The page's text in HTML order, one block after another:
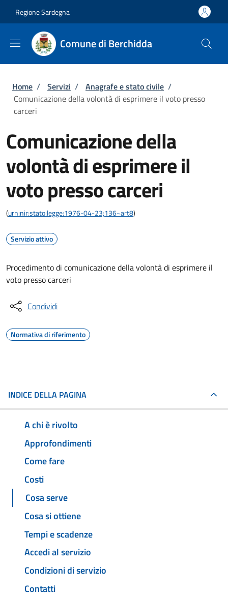
Regione Sardegna
Comune di Berchidda
Briciole di pane
Home / Servizi / Anagrafe e stato civile /
Comunicazione della volontà di esprimere il voto presso
carceri
Comunicazione della
volontà di esprimere il
voto presso carceri
(urn:nir:stato:legge:1976-04-23;136~art8)
Servizio attivo
Procedimento di comunicazione della volontà di esprimere il
voto presso carceri
Condividi
Normativa di riferimento
INDICE DELLA PAGINA
A chi è rivolto
Approfondimenti
Come fare
Costi
Cosa serve
Cosa si ottiene
Tempi e scadenze
Accedi al servizio
Condizioni di servizio
Contatti